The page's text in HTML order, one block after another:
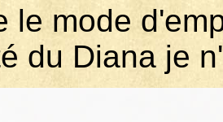
le mode
du Diana je